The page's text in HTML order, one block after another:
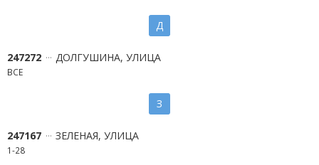
Д
247272 ДОЛГУШИНА, УЛИЦА
ВСЕ
З
247167 ЗЕЛЕНАЯ, УЛИЦА
1-28